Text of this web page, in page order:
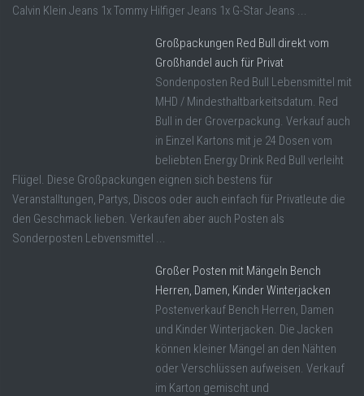
Calvin Klein Jeans 1x Tommy Hilfiger Jeans 1x G-Star Jeans ...
Großpackungen Red Bull direkt vom
Großhandel auch für Privat
Sondenposten Red Bull Lebensmittel mit
MHD / Mindesthaltbarkeitsdatum. Red
Bull in der Groverpackung. Verkauf auch
in Einzel Kartons mit je 24 Dosen vom
beliebten Energy Drink Red Bull verleiht
Flügel. Diese Großpackungen eignen sich bestens für
Veranstalltungen, Partys, Discos oder auch einfach für Privatleute die
den Geschmack lieben. Verkaufen aber auch Posten als
Sonderposten Lebvensmittel ...
Großer Posten mit Mängeln Bench
Herren, Damen, Kinder Winterjacken
Postenverkauf Bench Herren, Damen
und Kinder Winterjacken. Die Jacken
können kleiner Mängel an den Nähten
oder Verschlüssen aufweisen. Verkauf
im Karton gemischt und